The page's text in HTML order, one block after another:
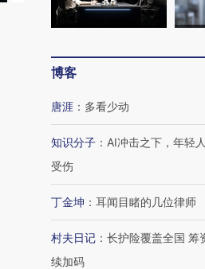
博客
唐涯 ： 多看少动
知识分子 ： AI冲击之下，年轻
受伤
丁金坤 ： 耳闻目睹的几位律师
村夫日记 ： 长护险覆盖全国 筹
续加码